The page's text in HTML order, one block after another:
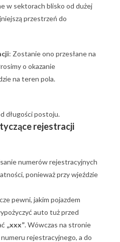
w sektorach blisko od dużej
przestrzeń do
: Zostanie ono przesłane na
o okazanie
na teren pola.
długości postoju.
rejestracji
numerów rejestracyjnych
ponieważ przy wjeździe
pewni, jakim pojazdem
auto tuż przed
„xxx”. Wówczas na stronie
rejestracyjnego, a do